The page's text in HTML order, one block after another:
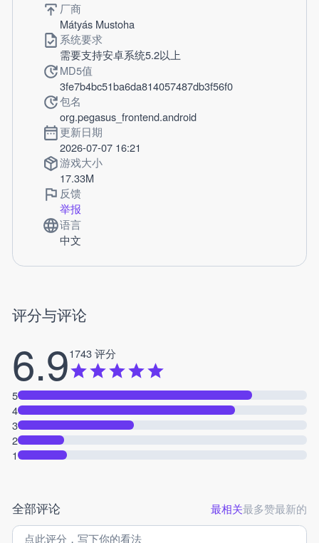
厂商
Mátyás Mustoha
系统要求
需要支持安卓系统5.2以上
MD5值
3fe7b4bc51ba6da814057487db3f56f0
包名
org.pegasus_frontend.android
更新日期
2026-07-07 16:21
游戏大小
17.33M
反馈
举报
语言
中文
评分与评论
6.91743 评分
5
4
3
2
1
全部评论 最相关最多赞最新的